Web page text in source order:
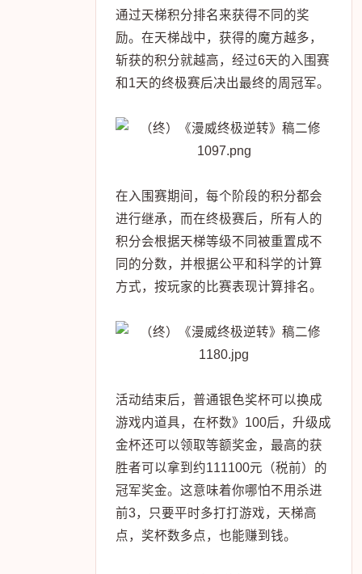
通过天梯积分排名来获得不同的奖
励。在天梯战中，获得的魔方越多，
斩获的积分就越高，经过6天的入围赛
和1天的终极赛后决出最终的周冠军。
在入围赛期间，每个阶段的积分都会
进行继承，而在终极赛后，所有人的
积分会根据天梯等级不同被重置成不
同的分数，并根据公平和科学的计算
方式，按玩家的比赛表现计算排名。
活动结束后，普通银色奖杯可以换成
游戏内道具，在杯数》100后，升级成
金杯还可以领取等额奖金，最高的获
胜者可以拿到约111100元（税前）的
冠军奖金。这意味着你哪怕不用杀进
前3，只要平时多打打游戏，天梯高
点，奖杯数多点，也能赚到钱。